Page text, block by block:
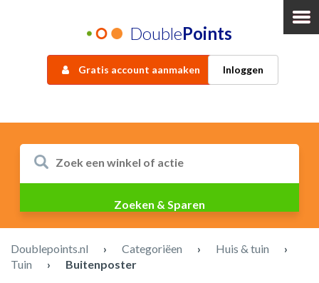
DoublePoints
Gratis account aanmaken Inloggen
Doublepoints.nl › Categoriëen › Huis & tuin
›
Tuin
› Buitenposter